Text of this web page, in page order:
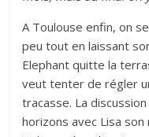
A Toulouse enfin, on
peu tout en laissant
Elephant quitte la
veut tenter de régler
tracasse. La
horizons avec Lisa